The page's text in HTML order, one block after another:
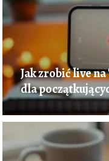
Jak zrobić live
dla